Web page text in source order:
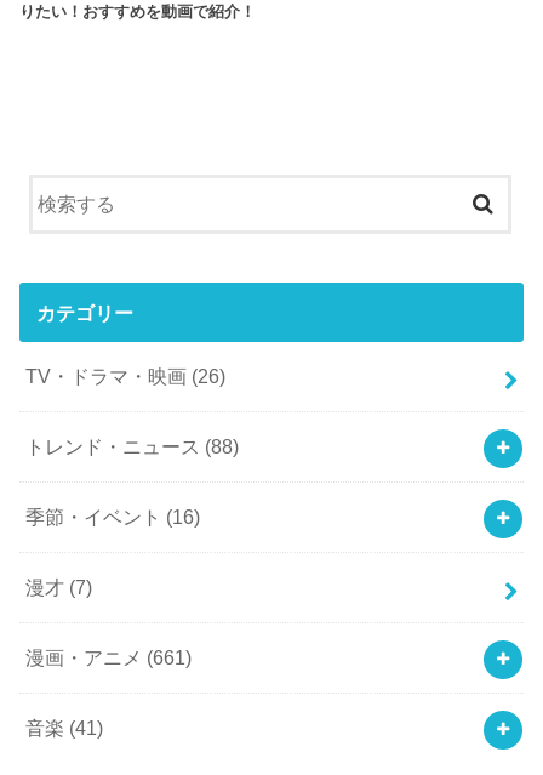
りたい！おすすめを動画で紹介！
カテゴリー
TV・ドラマ・映画 (26)
トレンド・ニュース (88)
季節・イベント (16)
漫才 (7)
漫画・アニメ (661)
音楽 (41)